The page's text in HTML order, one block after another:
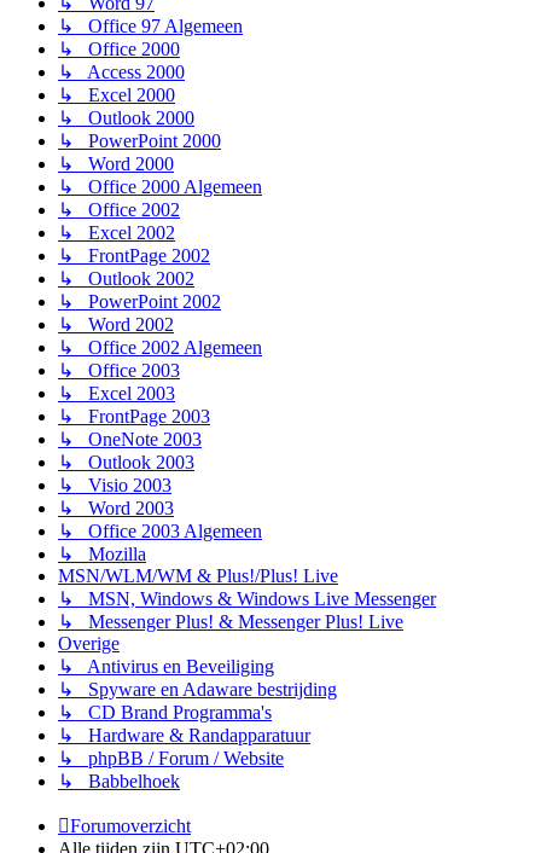
↳ Office 97 Algemeen
↳ Office 2000
↳ Access 2000
↳ Excel 2000
↳ Outlook 2000
↳ PowerPoint 2000
↳ Word 2000
↳ Office 2000 Algemeen
↳ Office 2002
↳ Excel 2002
↳ FrontPage 2002
↳ Outlook 2002
↳ PowerPoint 2002
↳ Word 2002
↳ Office 2002 Algemeen
↳ Office 2003
↳ Excel 2003
↳ FrontPage 2003
↳ OneNote 2003
↳ Outlook 2003
↳ Visio 2003
↳ Word 2003
↳ Office 2003 Algemeen
↳ Mozilla
MSN/WLM/WM & Plus!/Plus! Live
↳ MSN, Windows & Windows Live Messenger
↳ Messenger Plus! & Messenger Plus! Live
Overige
↳ Antivirus en Beveiliging
↳ Spyware en Adaware bestrijding
↳ CD Brand Programma's
↳ Hardware & Randapparatuur
↳ phpBB / Forum / Website
↳ Babbelhoek
Forumoverzicht